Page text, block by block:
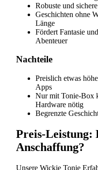
Robuste und
Geschichten ohne
Länge
Fördert Fantasie
Abenteuer
Nachteile
Preislich etwas
Apps
Nur mit Tonie-Box
Hardware nötig
Begrenzte
Preis-Leistung:
Anschaffung?
Unsere Wickie Tonie